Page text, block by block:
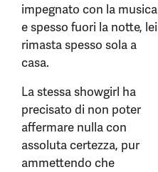
impegnato con la musica
e spesso fuori la notte, lei
rimasta spesso sola a
casa.
La stessa showgirl ha
precisato di non poter
affermare nulla con
assoluta certezza, pur
ammettendo che